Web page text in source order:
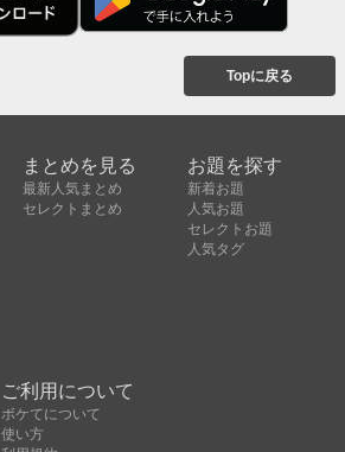
Topに戻る
まとめを見る
最新人気まとめ
セレクトまとめ
お題を探す
新着お題
人気お題
セレクトお題
人気タグ
ご利用について
ボケてについて
使い方